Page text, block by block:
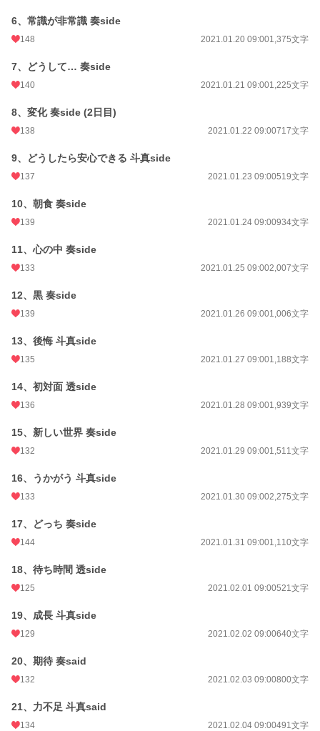
向井 杏美(むかい あみ)17歳
斗真の妹
登場人物はまだ増える予定です。
その都度紹介していきます。
小説 3,638 位 / 228,850 件
お気に入り 957
初回公開日時
週間ポイント 2,162 pt (4,519 位)
月間ポイント
年間ポイント 188,377 pt (3,323 位)
累計ポイント
6、常識が非常識 奏side
148 2021.01.20 09:001,375文字
7、どうして… 奏side
140 2021.01.21 09:001,225文字
8、変化 奏side (2日目)
138 2021.01.22 09:00717文字
9、どうしたら安心できる 斗真side
137 2021.01.23 09:00519文字
10、朝食 奏side
139 2021.01.24 09:00934文字
11、心の中 奏side
133 2021.01.25 09:002,007文字
12、黒 奏side
139 2021.01.26 09:001,006文字
13、後悔 斗真side
135 2021.01.27 09:001,188文字
14、初対面 透side
136 2021.01.28 09:001,939文字
15、新しい世界 奏side
132 2021.01.29 09:001,511文字
16、うかがう 斗真side
133 2021.01.30 09:002,275文字
17、どっち 奏side
144 2021.01.31 09:001,110文字
18、待ち時間 透side
125 2021.02.01 09:00521文字
19、成長 斗真side
129 2021.02.02 09:00640文字
20、期待 奏said
132 2021.02.03 09:00800文字
21、力不足 斗真said
134 2021.02.04 09:00491文字